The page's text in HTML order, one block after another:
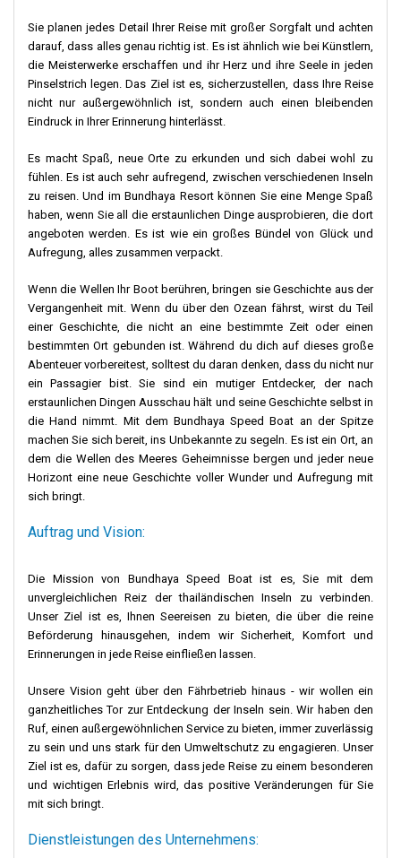
Sie planen jedes Detail Ihrer Reise mit großer Sorgfalt und achten
darauf, dass alles genau richtig ist. Es ist ähnlich wie bei Künstlern,
die Meisterwerke erschaffen und ihr Herz und ihre Seele in jeden
Pinselstrich legen. Das Ziel ist es, sicherzustellen, dass Ihre Reise
nicht nur außergewöhnlich ist, sondern auch einen bleibenden
Eindruck in Ihrer Erinnerung hinterlässt.
Es macht Spaß, neue Orte zu erkunden und sich dabei wohl zu
fühlen. Es ist auch sehr aufregend, zwischen verschiedenen Inseln
zu reisen. Und im Bundhaya Resort können Sie eine Menge Spaß
haben, wenn Sie all die erstaunlichen Dinge ausprobieren, die dort
angeboten werden. Es ist wie ein großes Bündel von Glück und
Aufregung, alles zusammen verpackt.
Wenn die Wellen Ihr Boot berühren, bringen sie Geschichte aus der
Vergangenheit mit. Wenn du über den Ozean fährst, wirst du Teil
einer Geschichte, die nicht an eine bestimmte Zeit oder einen
bestimmten Ort gebunden ist. Während du dich auf dieses große
Abenteuer vorbereitest, solltest du daran denken, dass du nicht nur
ein Passagier bist. Sie sind ein mutiger Entdecker, der nach
erstaunlichen Dingen Ausschau hält und seine Geschichte selbst in
die Hand nimmt. Mit dem Bundhaya Speed Boat an der Spitze
machen Sie sich bereit, ins Unbekannte zu segeln. Es ist ein Ort, an
dem die Wellen des Meeres Geheimnisse bergen und jeder neue
Horizont eine neue Geschichte voller Wunder und Aufregung mit
sich bringt.
Auftrag und Vision:
Die Mission von Bundhaya Speed Boat ist es, Sie mit dem
unvergleichlichen Reiz der thailändischen Inseln zu verbinden.
Unser Ziel ist es, Ihnen Seereisen zu bieten, die über die reine
Beförderung hinausgehen, indem wir Sicherheit, Komfort und
Erinnerungen in jede Reise einfließen lassen.
Unsere Vision geht über den Fährbetrieb hinaus - wir wollen ein
ganzheitliches Tor zur Entdeckung der Inseln sein. Wir haben den
Ruf, einen außergewöhnlichen Service zu bieten, immer zuverlässig
zu sein und uns stark für den Umweltschutz zu engagieren. Unser
Ziel ist es, dafür zu sorgen, dass jede Reise zu einem besonderen
und wichtigen Erlebnis wird, das positive Veränderungen für Sie
mit sich bringt.
Dienstleistungen des Unternehmens: